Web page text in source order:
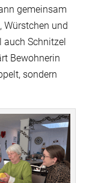
gemeinsam
Würstchen und
Schnitzel
rt Bewohnerin
sondern